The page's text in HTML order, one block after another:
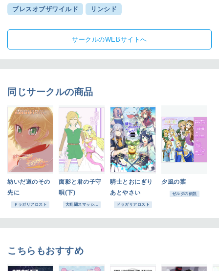
ブレスオブザワイルド リンシド
サークルのWEBサイトへ
同じサークルの商品
紡いだ道のその
先に
ドラガリアロスト
面影と君の子守
唄(下)
大乱闘スマッシ...
騎士とおにぎり
あとやさい
ドラガリアロスト
夕風の葉
ゼルダの伝説
こちらもおすすめ